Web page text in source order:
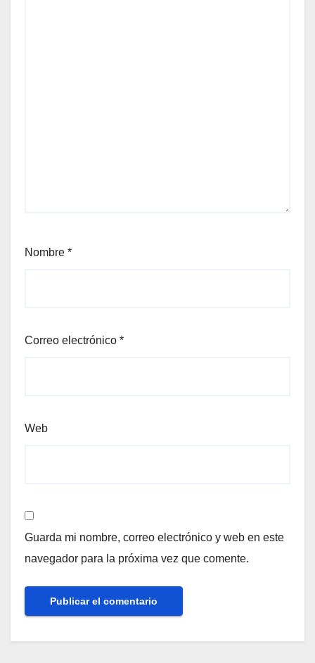
Nombre *
Correo electrónico *
Web
Guarda mi nombre, correo electrónico y web en este
navegador para la próxima vez que comente.